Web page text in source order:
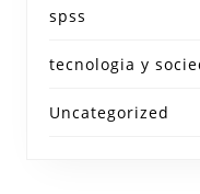
spss
tecnologia y
Uncategorized